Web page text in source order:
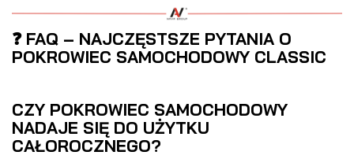
❓ FAQ – NAJCZĘSTSZE PYTANIA O
POKROWIEC SAMOCHODOWY CLASSIC
CZY POKROWIEC SAMOCHODOWY
NADAJE SIĘ DO UŻYTKU
CAŁOROCZNEGO?